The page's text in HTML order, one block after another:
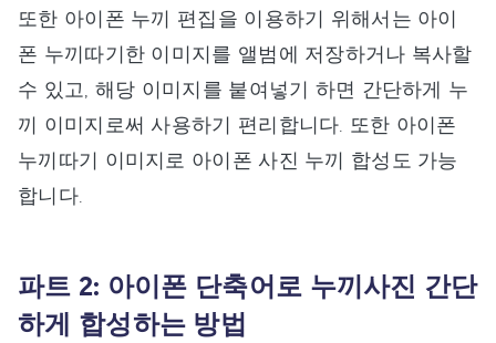
또한 아이폰 누끼 편집을 이용하기 위해서는 아이
폰 누끼따기한 이미지를 앨범에 저장하거나 복사할
수 있고, 해당 이미지를 붙여넣기 하면 간단하게 누
끼 이미지로써 사용하기 편리합니다. 또한 아이폰
누끼따기 이미지로 아이폰 사진 누끼 합성도 가능
합니다.
파트 2: 아이폰 단축어로 누끼사진 간단
하게 합성하는 방법